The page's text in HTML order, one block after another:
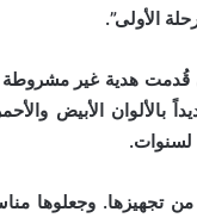
الأولى”.
بالألوان الأبيض
لسنوات.
تجهيزها. وجعلوها